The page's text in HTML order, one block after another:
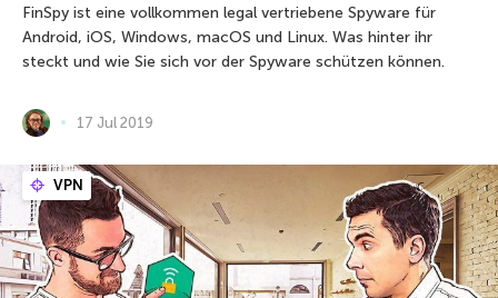
FinSpy ist eine vollkommen legal vertriebene Spyware für
Android, iOS, Windows, macOS und Linux. Was hinter ihr
steckt und wie Sie sich vor der Spyware schützen können.
17 Jul 2019
VPN